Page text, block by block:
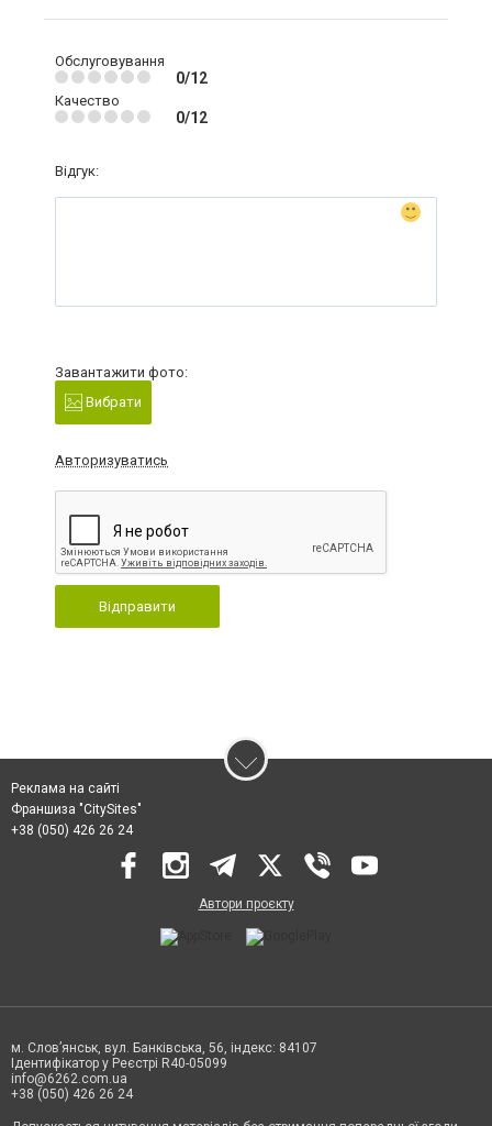
Обслуговування
0/12
Качество
0/12
Відгук:
Завантажити фото:
Вибрати
Авторизуватись
Відправити
Реклама на сайті
Франшиза "CitySites"
+38 (050) 426 26 24
Автори проєкту
м. Слов’янськ, вул. Банківська, 56, індекс: 84107
Ідентифікатор у Реєстрі R40-05099
info@6262.com.ua
+38 (050) 426 26 24